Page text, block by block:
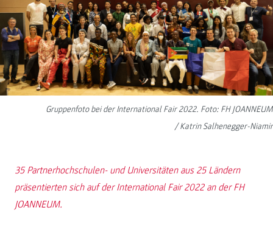
Gruppenfoto bei der International Fair 2022. Foto: FH JOANNEUM
/ Katrin Salhenegger-Niamir
35 Partnerhochschulen- und Universitäten aus 25 Ländern
präsentierten sich auf der International Fair 2022 an der FH
JOANNEUM.